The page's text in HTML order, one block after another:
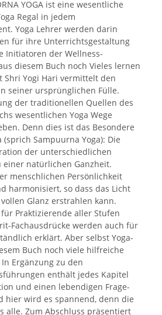
YOGA ist eine wesentliche
Regal in jedem
Yoga Lehrer werden darin
für ihre Unterrichtsgestaltung
Initiatoren der Wellness-
diesem Buch noch Vieles lernen
Shri Yogi Hari vermittelt den
seiner ursprünglichen Fülle.
der traditionellen Quellen des
wesentlichen Yoga Wege
Denn dies ist das Besondere
(sprich Sampuurna Yoga): Die
der unterschiedlichen
einer natürlichen Ganzheit.
menschlichen Persönlichkeit
harmonisiert, so dass das Licht
Glanz erstrahlen kann.
Praktizierende aller Stufen
Fachausdrücke werden auch für
erklärt. Aber selbst Yoga-
Buch noch viele hilfreiche
Ergänzung zu den
enthält jedes Kapitel
und einen lebendigen Frage-
hier wird es spannend, denn die
alle. Zum Abschluss präsentiert